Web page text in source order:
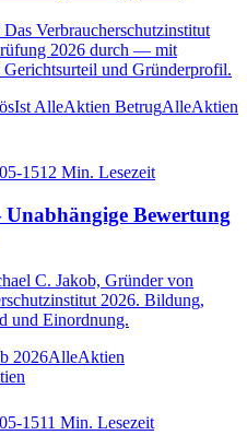
Verbraucherschutzinstitut
2026 durch — mit
und Gründerprofil.
Ist AlleAktien BetrugAlleAktien
1512 Min. Lesezeit
Bewertung
C. Jakob, Gründer von
2026. Bildung,
und Einordnung.
2026AlleAktien
1511 Min. Lesezeit